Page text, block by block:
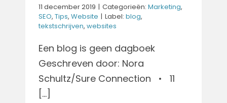
11 december 2019 | Categorieën: Marketing,
SEO, Tips, Website | Label: blog,
tekstschrijven, websites
Een blog is geen dagboek
Geschreven door: Nora
Schultz/Sure Connection • 11
[...]